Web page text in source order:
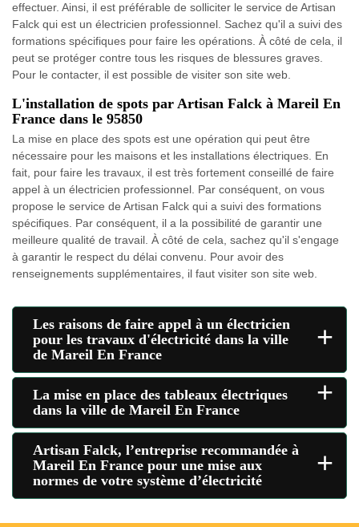
effectuer. Ainsi, il est préférable de solliciter le service de Artisan
Falck qui est un électricien professionnel. Sachez qu'il a suivi des
formations spécifiques pour faire les opérations. À côté de cela, il
peut se protéger contre tous les risques de blessures graves.
Pour le contacter, il est possible de visiter son site web.
L'installation de spots par Artisan Falck à Mareil En
France dans le 95850
La mise en place des spots est une opération qui peut être
nécessaire pour les maisons et les installations électriques. En
fait, pour faire les travaux, il est très fortement conseillé de faire
appel à un électricien professionnel. Par conséquent, on vous
propose le service de Artisan Falck qui a suivi des formations
spécifiques. Par conséquent, il a la possibilité de garantir une
meilleure qualité de travail. À côté de cela, sachez qu'il s'engage
à garantir le respect du délai convenu. Pour avoir des
renseignements supplémentaires, il faut visiter son site web.
Les raisons de faire appel à un électricien
pour les travaux d'électricité dans la ville
de Mareil En France
+
La mise en place des tableaux électriques
dans la ville de Mareil En France
+
Artisan Falck, l’entreprise recommandée à
Mareil En France pour une mise aux
normes de votre système d’électricité
+